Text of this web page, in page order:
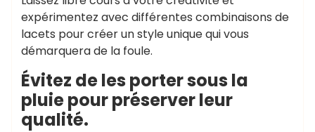
expérimentez avec différentes combinaisons de
lacets pour créer un style unique qui vous
démarquera de la foule.
Évitez de les porter sous la
pluie pour préserver leur
qualité.